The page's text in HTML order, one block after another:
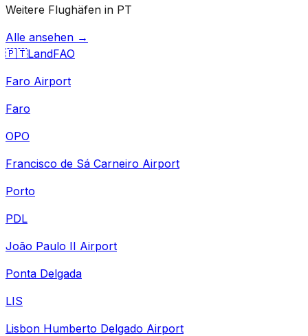
Weitere Flughäfen in PT
Alle ansehen →
🇵🇹LandFAO
Faro Airport
Faro
OPO
Francisco de Sá Carneiro Airport
Porto
PDL
João Paulo II Airport
Ponta Delgada
LIS
Lisbon Humberto Delgado Airport